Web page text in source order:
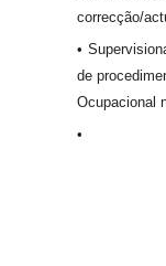
correcção/
de
Ocupacional